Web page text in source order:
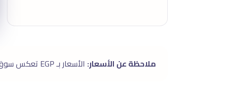
ملاحظة عن الأسعار: الأسعار بـ EGP تعكس سوق الإسكندرية (قد تختلف ±١٥٪ عن متوسط الدولة حسب الموقع). الباقات شاملة بدون رسوم خفية.